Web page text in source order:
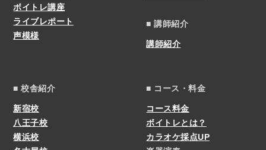
ボイトレ講座
ライブレポート
声模様
■ 講師紹介
講師紹介
■ 校舎紹介
新宿校
八王子校
横浜校
■ コース・料金
コース料金
ボイトレとは？
カラオケ採点UP